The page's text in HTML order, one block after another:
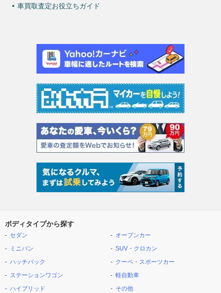
車買取査定お役立ちガイド
ボディタイプから探す
セダン
ミニバン
ハッチバック
ステーションワゴン
ハイブリッド
オープンカー
SUV・クロカン
クーペ・スポーツカー
軽自動車
その他